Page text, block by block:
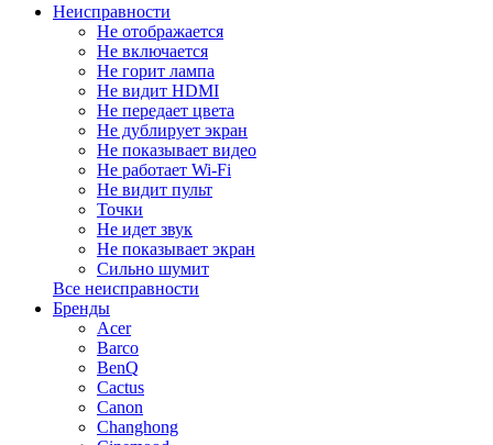
Неисправности
Не отображается
Не включается
Не горит лампа
Не видит HDMI
Не передает цвета
Не дублирует экран
Не показывает видео
Не работает Wi-Fi
Не видит пульт
Точки
Не идет звук
Не показывает экран
Сильно шумит
Все неисправности
Бренды
Acer
Barco
BenQ
Cactus
Canon
Changhong